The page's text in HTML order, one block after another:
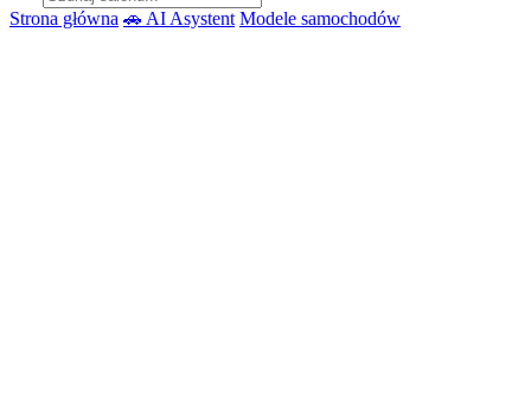
Strona główna 🚗 AI Asystent Modele samochodów